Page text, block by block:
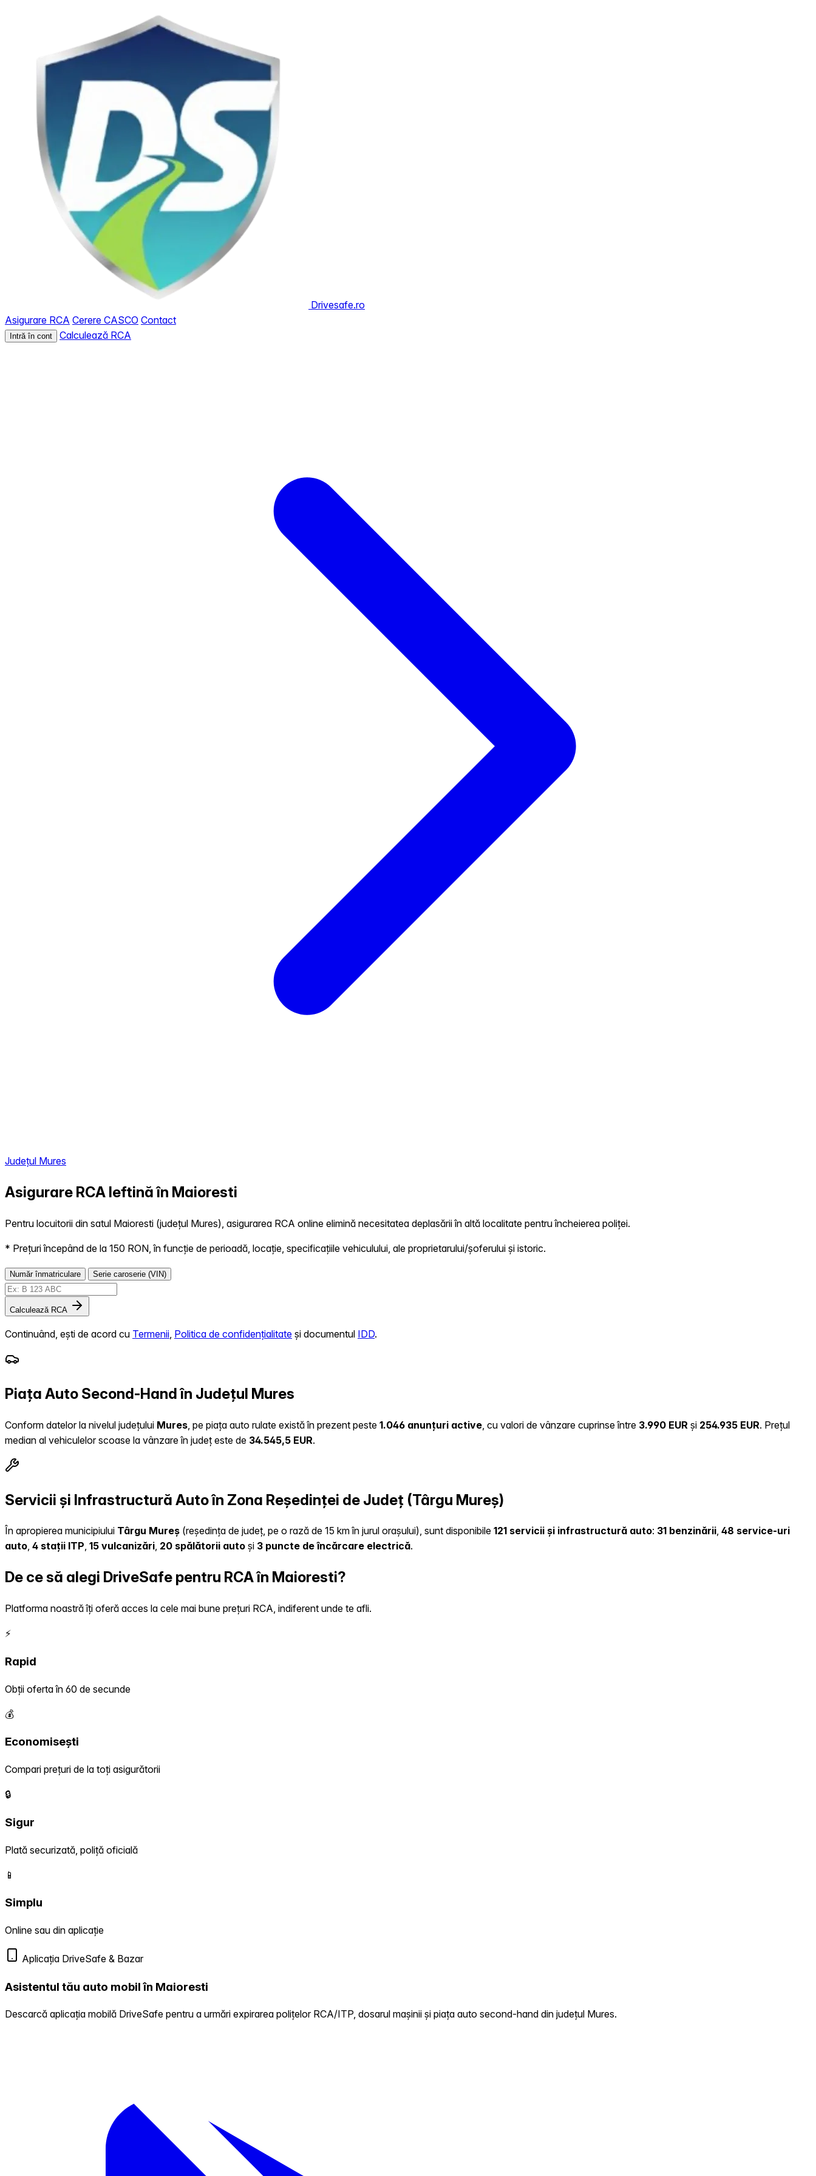
Drivesafe.ro
Asigurare RCA Cerere CASCO Contact
Intră în cont Calculează RCA
Județul Mures
Asigurare RCA Ieftină în Maioresti
Pentru locuitorii din satul Maioresti (județul Mures), asigurarea RCA online elimină necesitatea deplasării în altă localitate pentru încheierea poliței.
* Prețuri începând de la 150 RON, în funcție de perioadă, locație, specificațiile vehiculului, ale proprietarului/șoferului și istoric.
Număr înmatriculare Serie caroserie (VIN)
Calculează RCA
Continuând, ești de acord cu Termenii Politica de confidențialitate și documentul IDD.
Piața Auto Second-Hand în Județul Mures
Conform datelor la nivelul județului Mures , pe piața auto rulate există în prezent peste 1.046 anunțuri active , cu valori de vânzare cuprinse între 3.990 EUR și 254.935 EUR. Prețul
median al vehiculelor scoase la vânzare în județ este de 34.545,5 EUR.
Servicii și Infrastructură Auto în Zona Reședinței de Județ (Târgu Mureș)
În apropierea municipiului Târgu Mureș (reședința de județ, pe o rază de 15 km în jurul orașului), sunt disponibile 121 servicii și infrastructură auto: 31 benzinării, 48 service-uri
auto, 4 stații ITP, 15 vulcanizări, 20 spălătorii auto și 3 puncte de încărcare electrică.
De ce să alegi DriveSafe pentru RCA în Maioresti?
Platforma noastră îți oferă acces la cele mai bune prețuri RCA, indiferent unde te afli.
⚡
Rapid
Obții oferta în 60 de secunde
💰
Economisești
Compari prețuri de la toți asigurătorii
🔒
Sigur
Plată securizată, poliță oficială
📱
Simplu
Online sau din aplicație
Aplicația DriveSafe & Bazar
Asistentul tău auto mobil în Maioresti
Descarcă aplicația mobilă DriveSafe pentru a urmări expirarea polițelor RCA/ITP, dosarul mașinii și piața auto second-hand din județul Mures.